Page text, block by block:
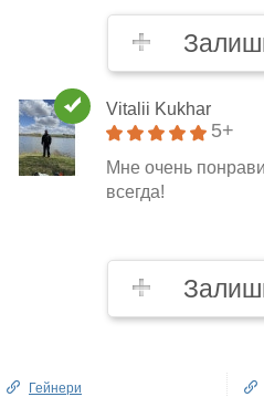
Vitalii Kukhar
5+
Мне очень
всегда!
Гейнери